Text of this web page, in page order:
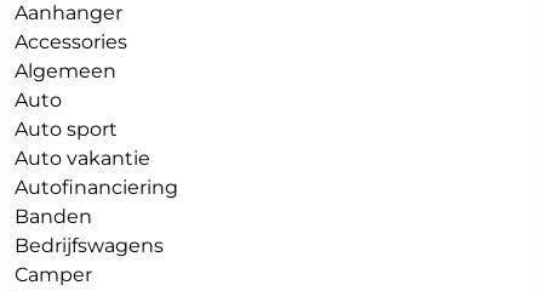
Aanhanger
Accessories
Algemeen
Auto
Auto sport
Auto vakantie
Autofinanciering
Banden
Bedrijfswagens
Camper